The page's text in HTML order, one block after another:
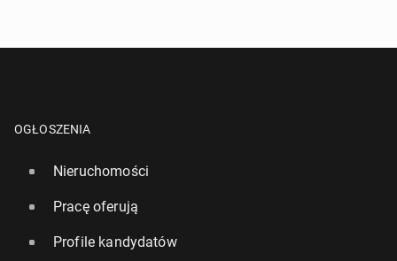
OGŁOSZENIA
Nieruchomości
Pracę oferują
Profile kandydatów